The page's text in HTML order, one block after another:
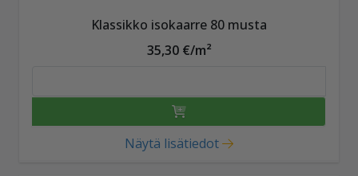
Klassikko isokaarre 80 musta
35,30 €/m²
Näytä lisätiedot